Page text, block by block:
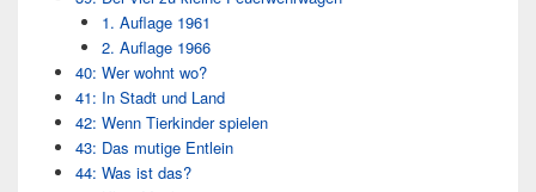
1. Auflage 1961
2. Auflage 1966
40: Wer wohnt wo?
41: In Stadt und Land
42: Wenn Tierkinder spielen
43: Das mutige Entlein
44: Was ist das?